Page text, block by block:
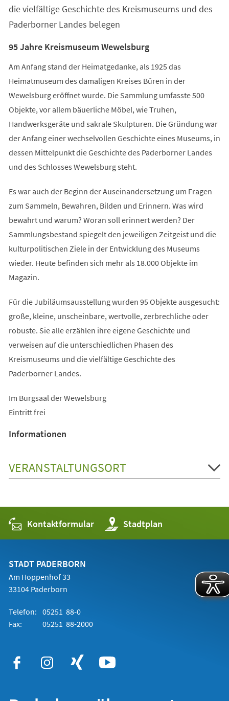
die vielfältige Geschichte des Kreismuseums und des
Paderborner Landes belegen
95 Jahre Kreismuseum Wewelsburg
Am Anfang stand der Heimatgedanke, als 1925 das
Heimatmuseum des damaligen Kreises Büren in der
Wewelsburg eröffnet wurde. Die Sammlung umfasste 500
Objekte, vor allem bäuerliche Möbel, wie Truhen,
Handwerksgeräte und sakrale Skulpturen. Die Gründung war
der Anfang einer wechselvollen Geschichte eines Museums, in
dessen Mittelpunkt die Geschichte des Paderborner Landes
und des Schlosses Wewelsburg steht.
Es war auch der Beginn der Auseinandersetzung um Fragen
zum Sammeln, Bewahren, Bilden und Erinnern. Was wird
bewahrt und warum? Woran soll erinnert werden? Der
Sammlungsbestand spiegelt den jeweiligen Zeitgeist und die
kulturpolitischen Ziele in der Entwicklung des Museums
wieder. Heute befinden sich mehr als 18.000 Objekte im
Magazin.
Für die Jubiläumsausstellung wurden 95 Objekte ausgesucht:
große, kleine, unscheinbare, wertvolle, zerbrechliche oder
robuste. Sie alle erzählen ihre eigene Geschichte und
verweisen auf die unterschiedlichen Phasen des
Kreismuseums und die vielfältige Geschichte des
Paderborner Landes.
Im Burgsaal der Wewelsburg
Eintritt frei
Informationen
VERANSTALTUNGSORT
Kontaktformular Stadtplan
(Öffnet
in
einem
STADT PADERBORN
Am Hoppenhof 33
33104 Paderborn
Telefon: 05251 88-0
Fax:
05251 88-2000